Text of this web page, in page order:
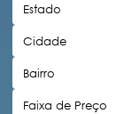
Estado
Cidade
Bairro
Faixa de Preço